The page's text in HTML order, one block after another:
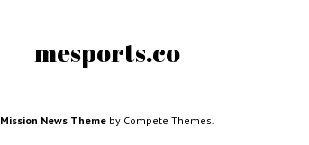
mesports.co
Mission News Theme by Compete Themes.